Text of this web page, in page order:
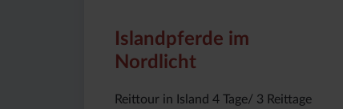
Islandpferde im
Nordlicht
Reittour in Island 4 Tage/ 3 Reittage
€